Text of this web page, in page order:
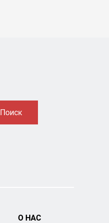
Поиск
О НАС